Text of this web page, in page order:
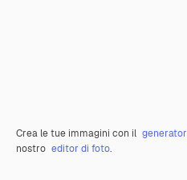
Crea le tue immagini con il
nostro editor di foto.